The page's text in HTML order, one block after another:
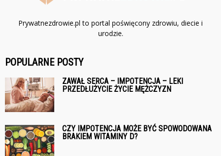
Prywatnezdrowie.pl to portal poświęcony zdrowiu, diecie i
urodzie.
POPULARNE POSTY
ZAWAŁ SERCA – IMPOTENCJA – LEKI
PRZEDŁUŻYCIE ŻYCIE MĘŻCZYZN
CZY IMPOTENCJA MOŻE BYĆ SPOWODOWANA
BRAKIEM WITAMINY D?